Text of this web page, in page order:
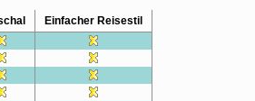
Einfacher Reisestil